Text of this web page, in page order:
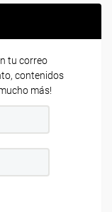
tu correo
contenidos
más!